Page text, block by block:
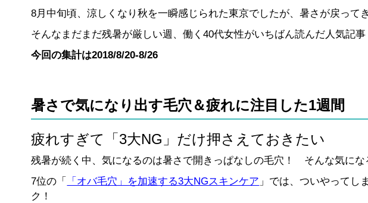
8月中旬頃、涼しくなり秋を一瞬感じられた東京でしたが、暑さが戻って
そんなまだまだ残暑が厳しい週、働く40代女性がいちばん読んだ人気記
今回の集計は2018/8/20-8/26
暑さで気になり出す毛穴＆疲れに注目した1週間
疲れすぎて「3大NG」だけ押さえておきたい
残暑が続く中、気になるのは暑さで開きっぱなしの毛穴！ そんな気にな
7位の「
「オバ毛穴」を加速する3大NGスキンケア 」では、ついやってし
ク！